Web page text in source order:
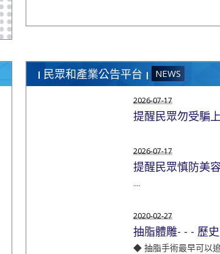
民眾和產業公告平台 NEWS
2026-07-17
提醒民眾勿受騙
2026-07-17
提醒民眾慎防美
....
2020-02-27
抽脂體雕- - - 歷
◆ 抽脂手術最早可以